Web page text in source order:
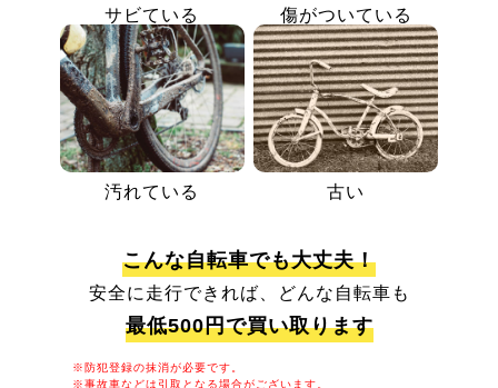
サビている 傷がついている
汚れている 古い
こんな自転車でも大丈夫！
安全に走行できれば、どんな自転車も
最低500円で買い取ります
※防犯登録の抹消が必要です。
※事故車などは引取となる場合がございます。